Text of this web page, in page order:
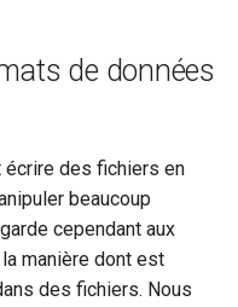
de données
écrire des fichiers en
beaucoup
cependant aux
manière dont est
des fichiers. Nous